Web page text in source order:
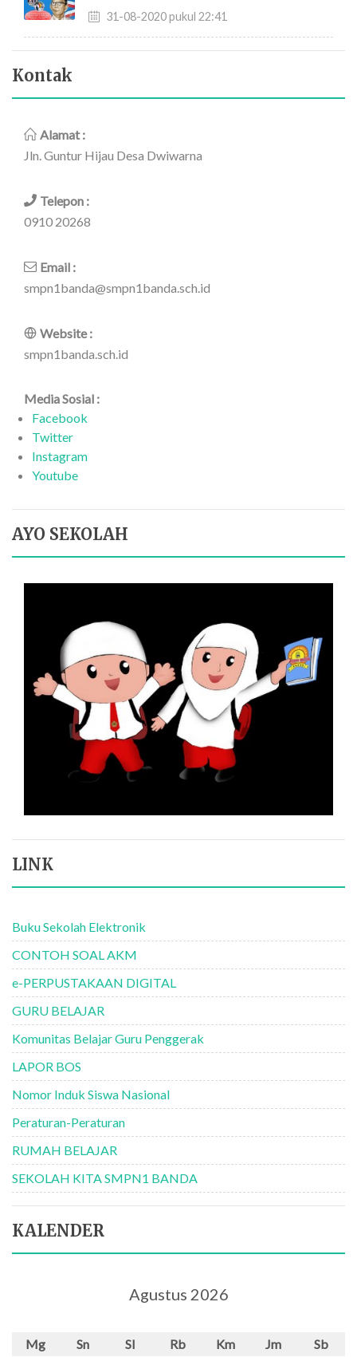
31-08-2020 pukul 22:41
Kontak
Alamat :
Jln. Guntur Hijau Desa Dwiwarna
Telepon :
0910 20268
Email :
smpn1banda@smpn1banda.sch.id
Website :
smpn1banda.sch.id
Media Sosial :
Facebook
Twitter
Instagram
Youtube
AYO SEKOLAH
LINK
Buku Sekolah Elektronik
CONTOH SOAL AKM
e-PERPUSTAKAAN DIGITAL
GURU BELAJAR
Komunitas Belajar Guru Penggerak
LAPOR BOS
Nomor Induk Siswa Nasional
Peraturan-Peraturan
RUMAH BELAJAR
SEKOLAH KITA SMPN1 BANDA
KALENDER
Agustus 2026
Mg Sn Sl Rb Km Jm
Sb